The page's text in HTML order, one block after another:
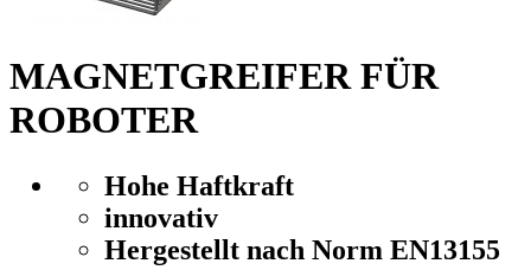
MAGNETGREIFER FÜR
ROBOTER
Hohe Haftkraft
innovativ
Hergestellt nach Norm EN13155